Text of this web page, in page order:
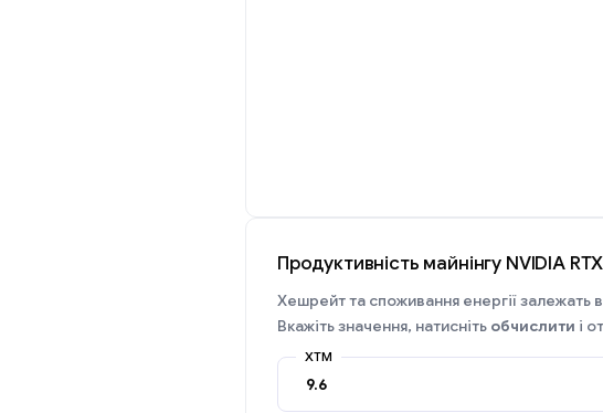
Продуктивність майнінгу NVIDIA
Хешрейт та споживання енергії залежать
Вкажіть значення, натисніть обчислити і
XTM